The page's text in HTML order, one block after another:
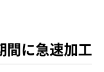
間に急速加工